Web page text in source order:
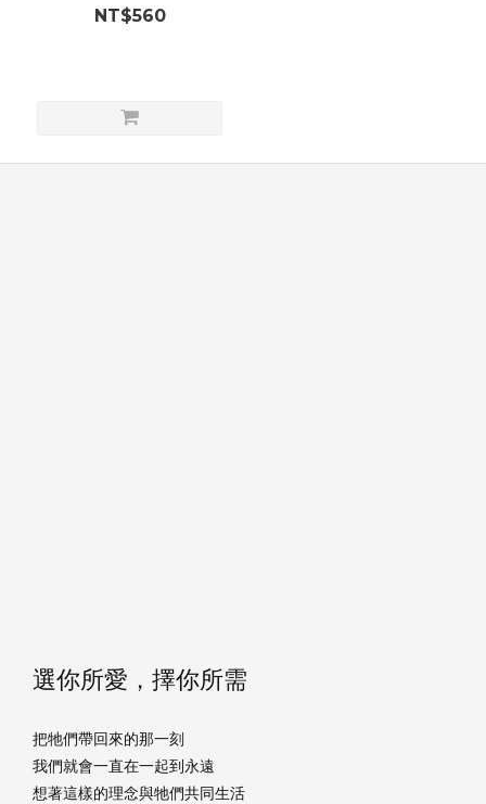
NT$560
選你所愛，擇你所需
把牠們帶回來的那一刻
我們就會一直在一起到永遠
想著這樣的理念與牠們共同生活